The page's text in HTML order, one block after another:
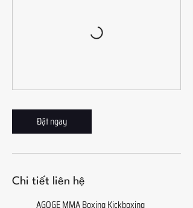
Đặt ngay
Chi tiết liên hệ
AGOGE MMA Boxing Kickboxing